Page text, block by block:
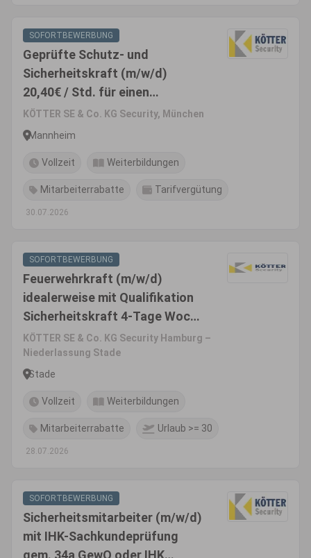
SOFORTBEWERBUNG
Geprüfte Schutz- und
Sicherheitskraft (m/w/d)
20,40€ / Std. für einen
namhaften Kunden in
Mannheim
KÖTTER SE & Co. KG Security, München
Mannheim
Vollzeit Weiterbildungen
Mitarbeiterrabatte Tarifvergütung
30.07.2026
SOFORTBEWERBUNG
Feuerwehrkraft (m/w/d)
idealerweise mit Qualifikation
Sicherheitskraft 4-Tage Woche
in Stade
KÖTTER SE & Co. KG Security Hamburg –
Niederlassung Stade
Stade
Vollzeit Weiterbildungen
Mitarbeiterrabatte Urlaub >= 30
28.07.2026
SOFORTBEWERBUNG
Sicherheitsmitarbeiter (m/w/d)
mit IHK-Sachkundeprüfung
gem. 34a GewO oder IHK